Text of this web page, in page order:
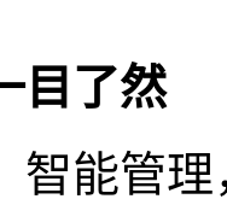
了然
能管理